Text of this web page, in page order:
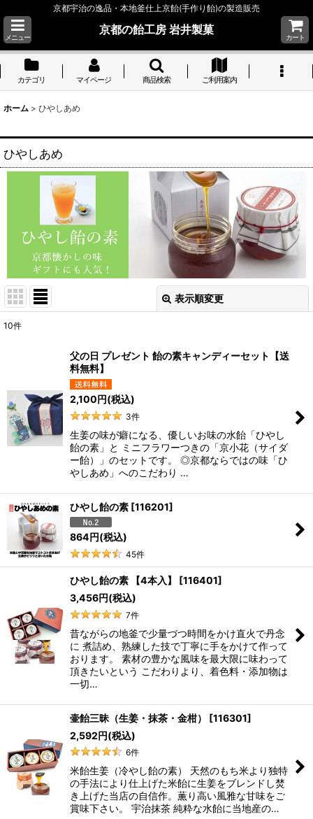
京都宇治の逸品・本地釜仕上京飴(手作り飴)の製造販売
メニュー
京都の飴工房 岩井製菓
カート
カテゴリ マイページ 商品検索 ご利用案内
ホーム > ひやしあめ
ひやしあめ
表示順変更
絞り込む
10件
父の日 プレゼント 飴の素キャンディーセット【送
料無料】
2,100円(税込)
3件
生姜の味が癖になる、優しいお味の水飴「ひやし
飴の素」と ミニフラワーつきの「京小花（サイダ
ー飴）」のセットです。 ◎京都ならではの味「ひ
やしあめ」へのこだわり …
ひやし飴の素 [116201]
864円(税込)
45件
ひやし飴の素 【4本入】 [116401]
3,456円(税込)
7件
昔ながらの地釜で少量づつ時間をかけ直火で丹念
に 煮詰め、熟練した技で丁寧に手をかけて作って
おります。 素材の豊かな風味を最大限に味わって
頂きたいという こだわりより、着色料・添加物は
一切…
壷飴三昧（生姜・抹茶・金柑） [116301]
2,592円(税込)
6件
米飴生姜（冷やし飴の素） 天然のもち米より独特
の手法により仕上げた米飴に生姜をブレンドし焚
き上げた当店の自信作。薫り高い風雅な甘味をご
賞味下さい。 宇治抹茶 純粋な水飴に当地産の…